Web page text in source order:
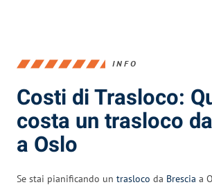
INFO
Costi di Trasloco:
costa un trasloco
a Oslo
Se stai pianificando un trasloco da Brescia a